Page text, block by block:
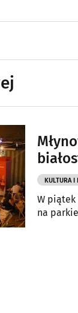
KULTURA I
W piątek
na